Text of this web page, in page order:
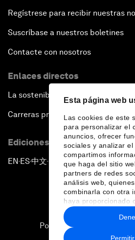
Esta página web
Las cookies de este
para personalizar el
anuncios, ofrecer
sociales y analizar el
compartimos
que haga del sitio
partners de redes
análisis web,
combinarla con otra
haya proporcionado
recopilado a partir
hecho de sus
Regístrese para recibir nuestras
Suscríbase a nuestros boletines
Contacte con nosotros
Enlaces directos
La sostenibilidad en el Foro
Carreras profesionales
Ediciones en otros idiomas
EN ▪ES▪中文▪ 日本語
Política de privacidad y